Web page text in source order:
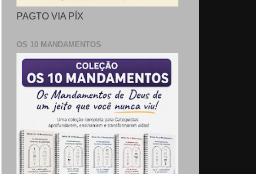
PAGTO VIA PÍX
OS 10 MANDAMENTOS